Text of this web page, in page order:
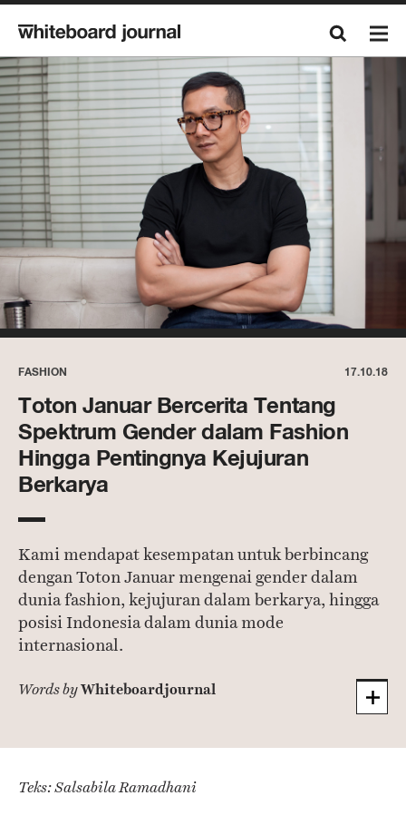
FASHION 17.10.18
Toton Januar Bercerita Tentang
Spektrum Gender dalam Fashion
Hingga Pentingnya Kejujuran
Berkarya
Kami mendapat kesempatan untuk berbincang
dengan Toton Januar mengenai gender dalam
dunia fashion, kejujuran dalam berkarya, hingga
posisi Indonesia dalam dunia mode
internasional.
Words byWhiteboardjournal
Teks: Salsabila Ramadhani